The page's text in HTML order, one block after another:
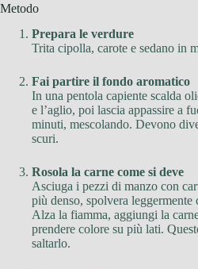
Metodo
Prepara le verdure
Trita cipolla, carote e sedano in
Fai partire il fondo aromatico
In una pentola capiente scalda
e l’aglio, poi lascia appassire a
minuti, mescolando. Devono
scuri.
Rosola la carne come si deve
Asciuga i pezzi di manzo con
più denso, spolvera leggermente
Alza la fiamma, aggiungi la
prendere colore su più lati.
saltarlo.